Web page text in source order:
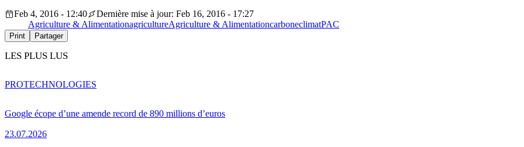
Feb 4, 2016 - 12:40
Dernière mise à jour: Feb 16, 2016 - 17:27
Agriculture & AlimentationagricultureAgriculture & AlimentationcarboneclimatPAC
Print Partager
LES PLUS LUS
Google écope d’une amende record de 890 millions d’euros
23.07.2026
PROTECHNOLOGIES